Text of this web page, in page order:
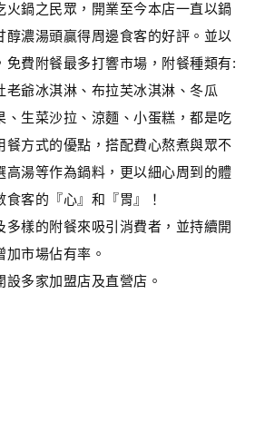
火鍋之民眾，開業至今本店一直以鍋
醇濃湯頭贏得周邊食客的好評。並以
免費附餐最多打響市場，附餐種類有:
老爺冰淇淋、布拉芙冰淇淋、冬瓜
、生菜沙拉、涼麵、小蛋糕，都是吃
餐方式的優點，搭配費心熬煮與眾不
高湯等作為鍋料，更以細心周到的體
客的『心』和『胃』！
多樣的附餐來吸引消費者，並持續開
市場佔有率。
多家加盟店及直營店。